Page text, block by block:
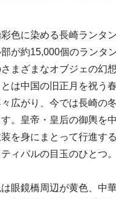
色に染める長崎ランタ
が約15,000個のランタ
まざまなオブジェの幻
は中国の旧正月を祝う
広がり、今では長崎の
。皇帝・皇后の御輿を
を身にまとって行進す
ィバルの目玉のひとつ。
眼鏡橋周辺が黄色、中